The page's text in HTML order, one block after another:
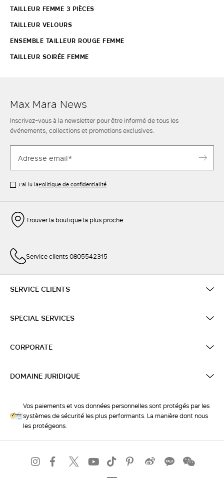
TAILLEUR FEMME 3 PIÈCES
TAILLEUR VELOURS
ENSEMBLE TAILLEUR ROUGE FEMME
TAILLEUR SOIRÉE FEMME
Max Mara News
Inscrivez-vous à la newsletter pour être informé de tous les
événements, collections et promotions exclusives.
J’ai lu laPolitique de confidentialité
Trouver la boutique la plus proche
Service clients 0805542315
SERVICE CLIENTS
SPECIAL SERVICES
CORPORATE
DOMAINE JURIDIQUE
Vos paiements et vos données personnelles sont protégés par les
systèmes de sécurité les plus performants. La manière dont nous
les protégeons.